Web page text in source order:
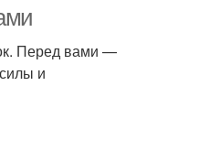
Перед вами —
и